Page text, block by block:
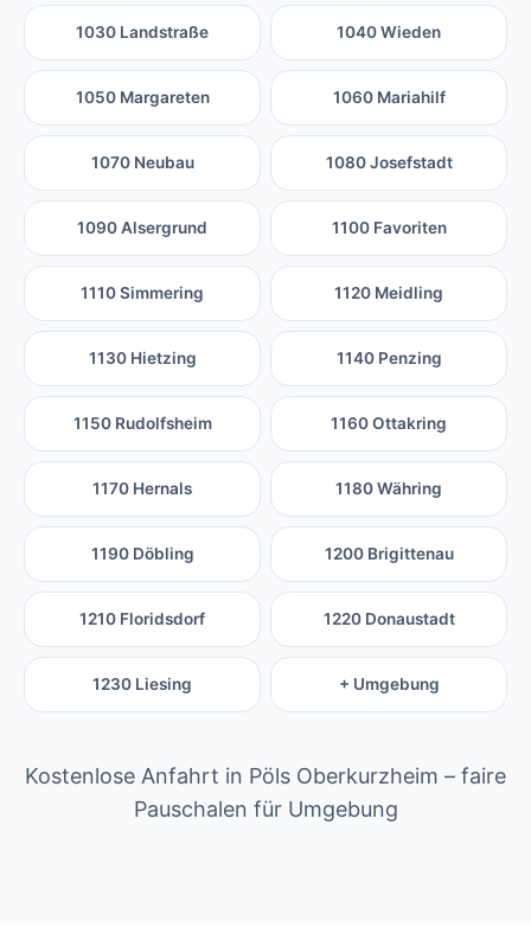
1030 Landstraße 1040 Wieden
1050 Margareten 1060 Mariahilf
1070 Neubau 1080 Josefstadt
1090 Alsergrund 1100 Favoriten
1110 Simmering 1120 Meidling
1130 Hietzing 1140 Penzing
1150 Rudolfsheim 1160 Ottakring
1170 Hernals 1180 Währing
1190 Döbling 1200 Brigittenau
1210 Floridsdorf 1220 Donaustadt
1230 Liesing + Umgebung
Kostenlose Anfahrt in Pöls Oberkurzheim – faire
Pauschalen für Umgebung